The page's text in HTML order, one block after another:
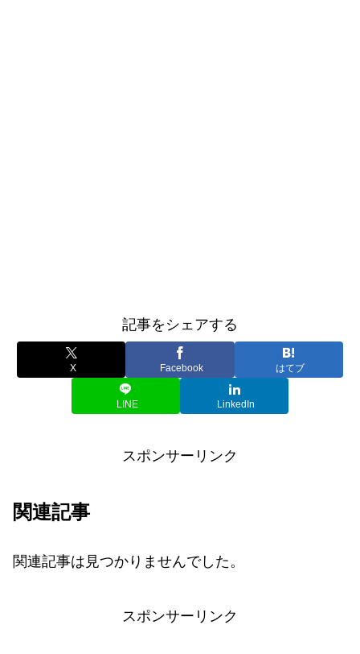
記事をシェアする
X Facebook はてブ
LINE LinkedIn
スポンサーリンク
関連記事
関連記事は見つかりませんでした。
スポンサーリンク